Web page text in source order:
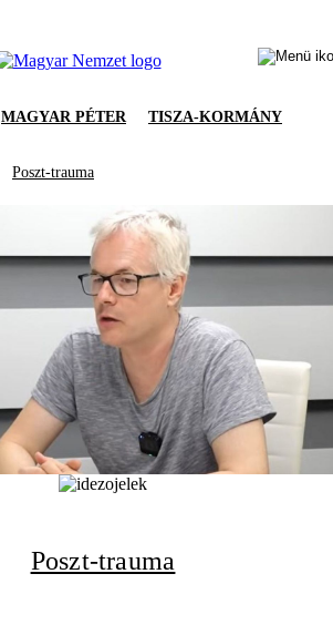
MAGYAR PÉTER TISZA-KORMÁNY
Poszt-trauma
Poszt-trauma